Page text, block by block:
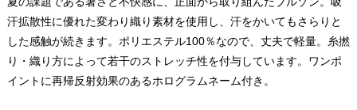
汗拡散性に優れた変わり織り素材を使用し、汗をかいてもさらりと
した感触が続きます。ポリエステル100％なので、丈夫で軽量。糸撚
り・織り方によって若干のストレッチ性を付与しています。ワンポ
イントに再帰反射効果のあるホログラムネーム付き。